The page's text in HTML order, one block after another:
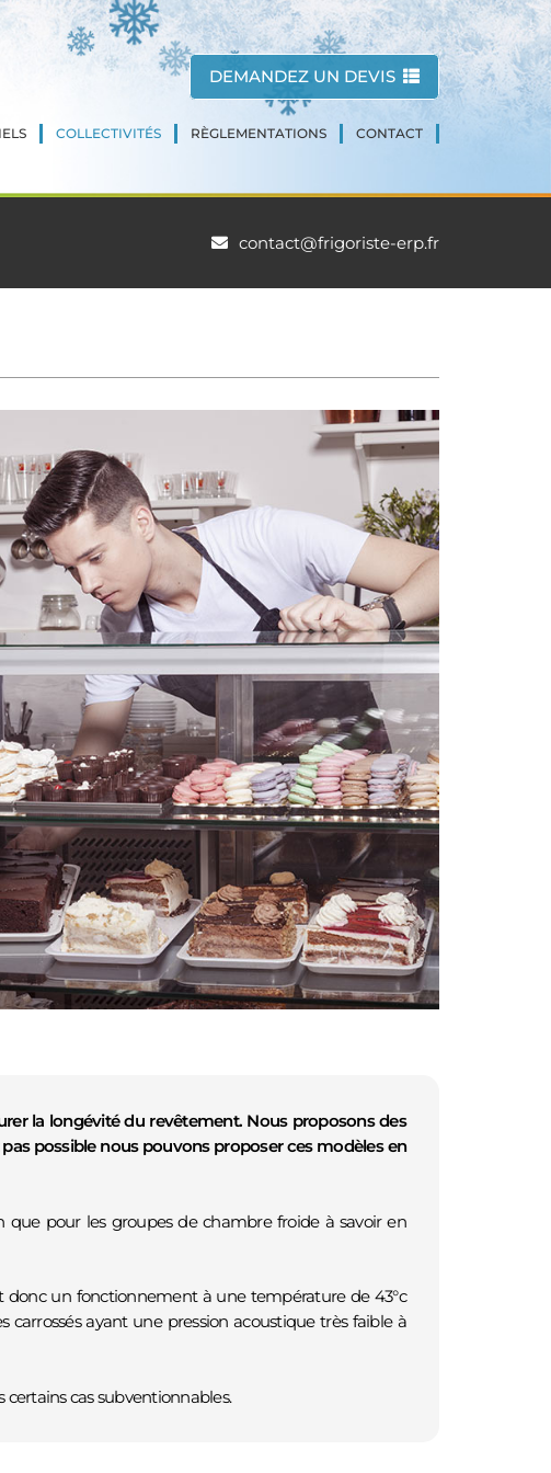
DEMANDEZ UN DEVIS
COLLECTIVITÉS RÈGLEMENTATIONS CONTACT
contact@frigoriste-erp.fr
la longévité du revêtement. Nous proposons des
possible nous pouvons proposer ces modèles en
pour les groupes de chambre froide à savoir en
donc un fonctionnement à une température de 43°c
ayant une pression acoustique très faible à
cas subventionnables.
de la Gironde jusqu’au sud de la Charente maritime.